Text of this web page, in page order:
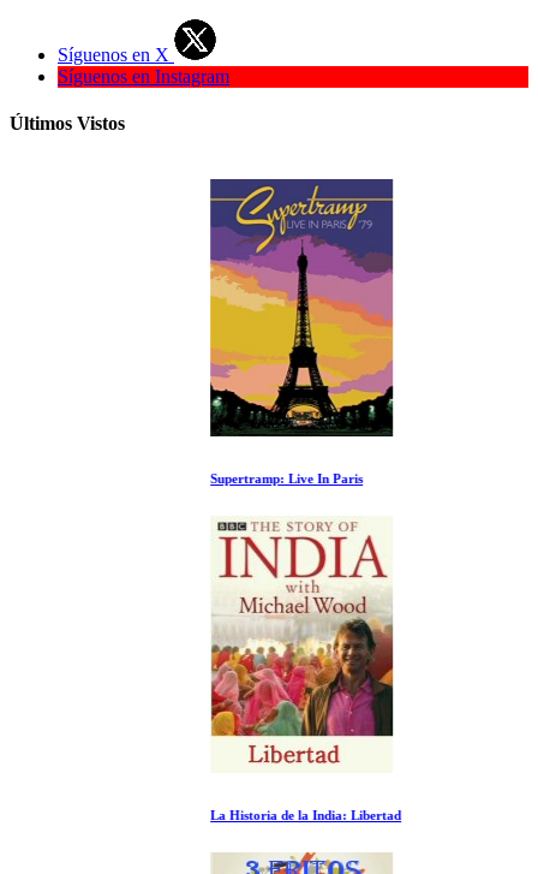
Síguenos en X
Síguenos en Instagram
Últimos Vistos
La Historia de la India: Libertad